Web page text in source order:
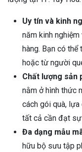
Uy tín và kinh
năm kinh
hàng. Bạn có
hoặc từ người
Chất lượng sản
nằm ở hình thức
cách gói quà,
tất cả cần đạt sự
Đa dạng mẫu
hữu bộ sưu tập